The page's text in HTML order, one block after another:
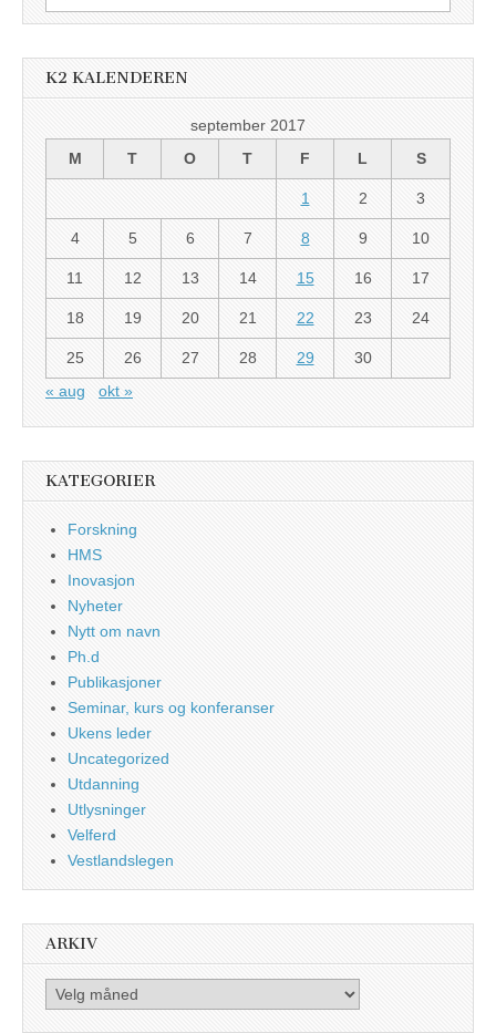
etter:
K2 KALENDEREN
september 2017
M
T O T F L S
1 2 3
4 5 6 7 8 9 10
11 12 13 14 15 16 17
18 19 20 21 22 23 24
25 26 27 28 29
30
« aug
okt »
KATEGORIER
Forskning
HMS
Inovasjon
Nyheter
Nytt om navn
Ph.d
Publikasjoner
Seminar, kurs og konferanser
Ukens leder
Uncategorized
Utdanning
Utlysninger
Velferd
Vestlandslegen
ARKIV
Arkiv